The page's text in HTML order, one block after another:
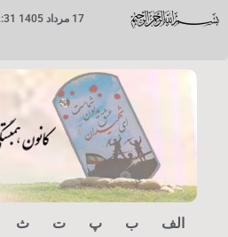
17 مرداد 1405 2:31 ب.ظ
الف ب پ ت ث